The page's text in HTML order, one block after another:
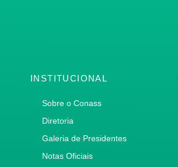
INSTITUCIONAL
Sobre o Conass
Diretoria
Galeria de Presidentes
Notas Oficiais